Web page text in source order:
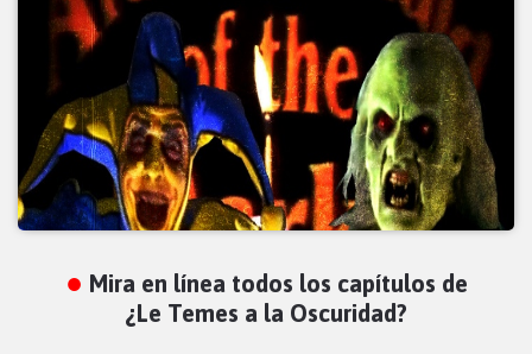
Mira en línea todos los capítulos de
¿Le Temes a la Oscuridad?